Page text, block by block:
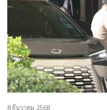
8 ธันวาคม 2568